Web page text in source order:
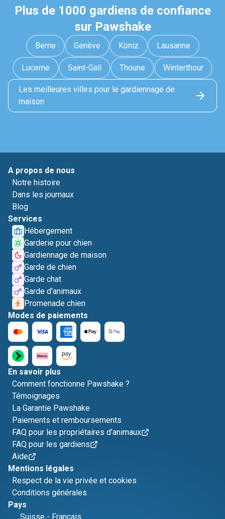
Plus de 1000 gardiens de confiance
sur Pawshake
Berne Genève Köniz Lausanne
Lucerne Saint-Gall Thoune Winterthour
Les meilleures villes pour le gardiennage de
maison
A propos de nous
Notre histoire
Dans les journaux
Blog
Services
Hébergement
Garderie pour chien
Gardiennage de maison
Garde de chien
Garde chat
Garde d'animaux
Promenade chien
Modes de paiements
En savoir plus
Comment fonctionne Pawshake ?
Témoignages
La Garantie Pawshake
Paiements et remboursements
FAQ pour les propriétaires d'animaux
FAQ pour les gardiens
Aide
Mentions légales
Respect de la vie privée et cookies
Conditions générales
Pays
Suisse - Français